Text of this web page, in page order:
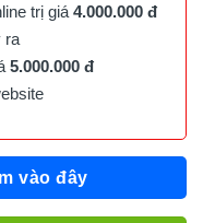
trị giá 4.000.000 đ
ra
5.000.000 đ
vào đây